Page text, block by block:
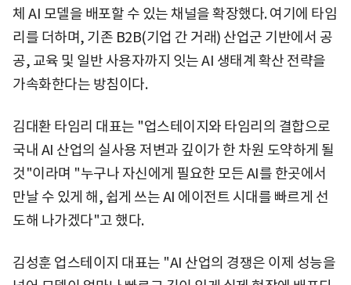
체 AI 모델을 배포할 수 있는 채널을 확장했다. 여기에 타임
리를 더하며, 기존 B2B(기업 간 거래) 산업군 기반에서 공
공, 교육 및 일반 사용자까지 잇는 AI 생태계 확산 전략을
가속화한다는 방침이다.
김대환 타임리 대표는 "업스테이지와 타임리의 결합으로
국내 AI 산업의 실사용 저변과 깊이가 한 차원 도약하게 될
것"이라며 "누구나 자신에게 필요한 모든 AI를 한곳에서
만날 수 있게 해, 쉽게 쓰는 AI 에이전트 시대를 빠르게 선
도해 나가겠다"고 했다.
김성훈 업스테이지 대표는 "AI 산업의 경쟁은 이제 성능을